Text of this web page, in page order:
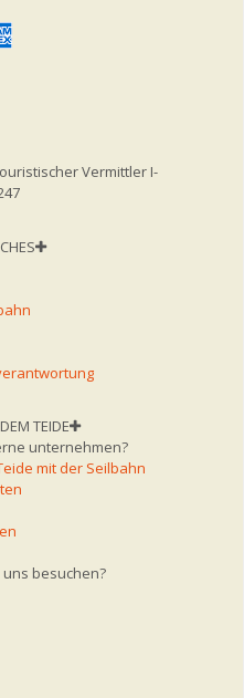
Vermittler I-
TEIDE
unternehmen?
mit der Seilbahn
besuchen?